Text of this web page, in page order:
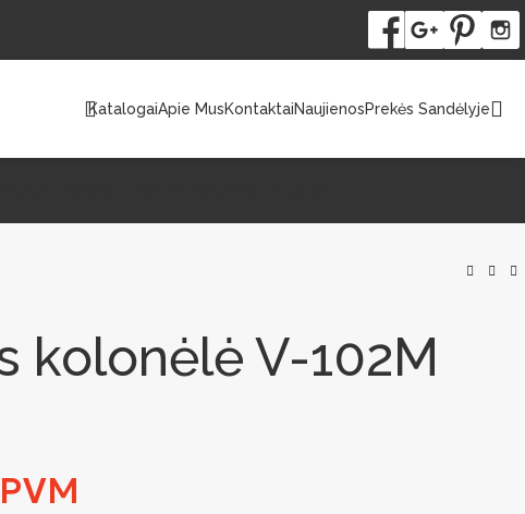
KatalogaiApie MusKontaktaiNaujienosPrekės Sandėlyje
kolonėlė V-102M